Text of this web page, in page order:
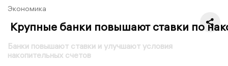
Экономика
Крупные банки повышают ставки по
Банки повышают ставки и улучшают условия
накопительных счетов